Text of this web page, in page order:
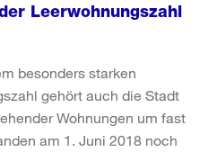
Leerwohnungszahl
besonders starken
gehört auch die Stadt
Wohnungen um fast
am 1. Juni 2018 noch